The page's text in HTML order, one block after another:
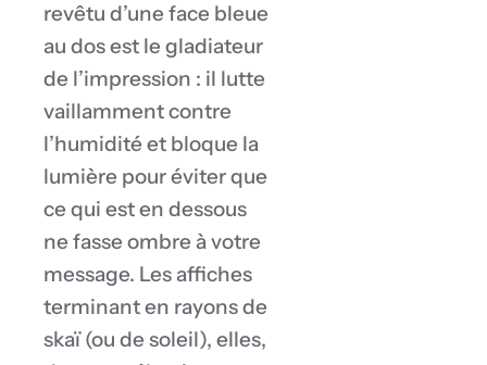
revêtu d’une face bleue
au dos est le gladiateur
de l’impression : il lutte
vaillamment contre
l’humidité et bloque la
lumière pour éviter que
ce qui est en dessous
ne fasse ombre à votre
message. Les affiches
terminant en rayons de
skaï (ou de soleil), elles,